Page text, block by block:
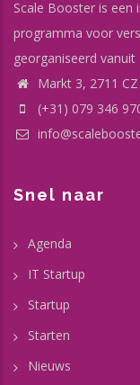
Scale Booster is
programma voor
georganiseerd
Markt 3, 2711
(+31) 079 346
Snel naar
Agenda
IT Startup
Startup
Starten
Nieuws